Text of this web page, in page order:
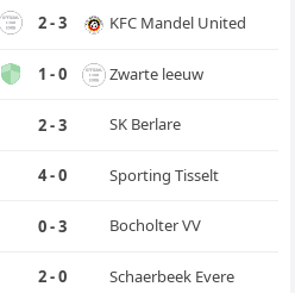
2 - 3 KFC Mandel United
1 - 0 Zwarte leeuw
2 - 3 SK Berlare
4 - 0 Sporting Tisselt
0 - 3 Bocholter VV
2 - 0 Schaerbeek Evere